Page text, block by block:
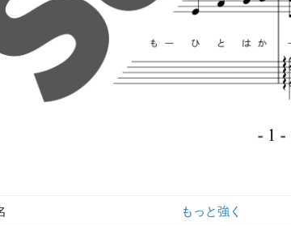
もっと強く